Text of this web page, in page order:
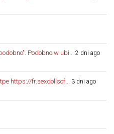
Podobno w ubi... 2 dni ago
https://fr.sexdollsof... 3 dni ago